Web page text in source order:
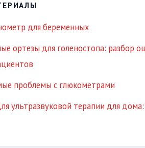
для беременных
ортезы для голеностопа: разбор
проблемы с глюкометрами
ультразвуковой терапии для